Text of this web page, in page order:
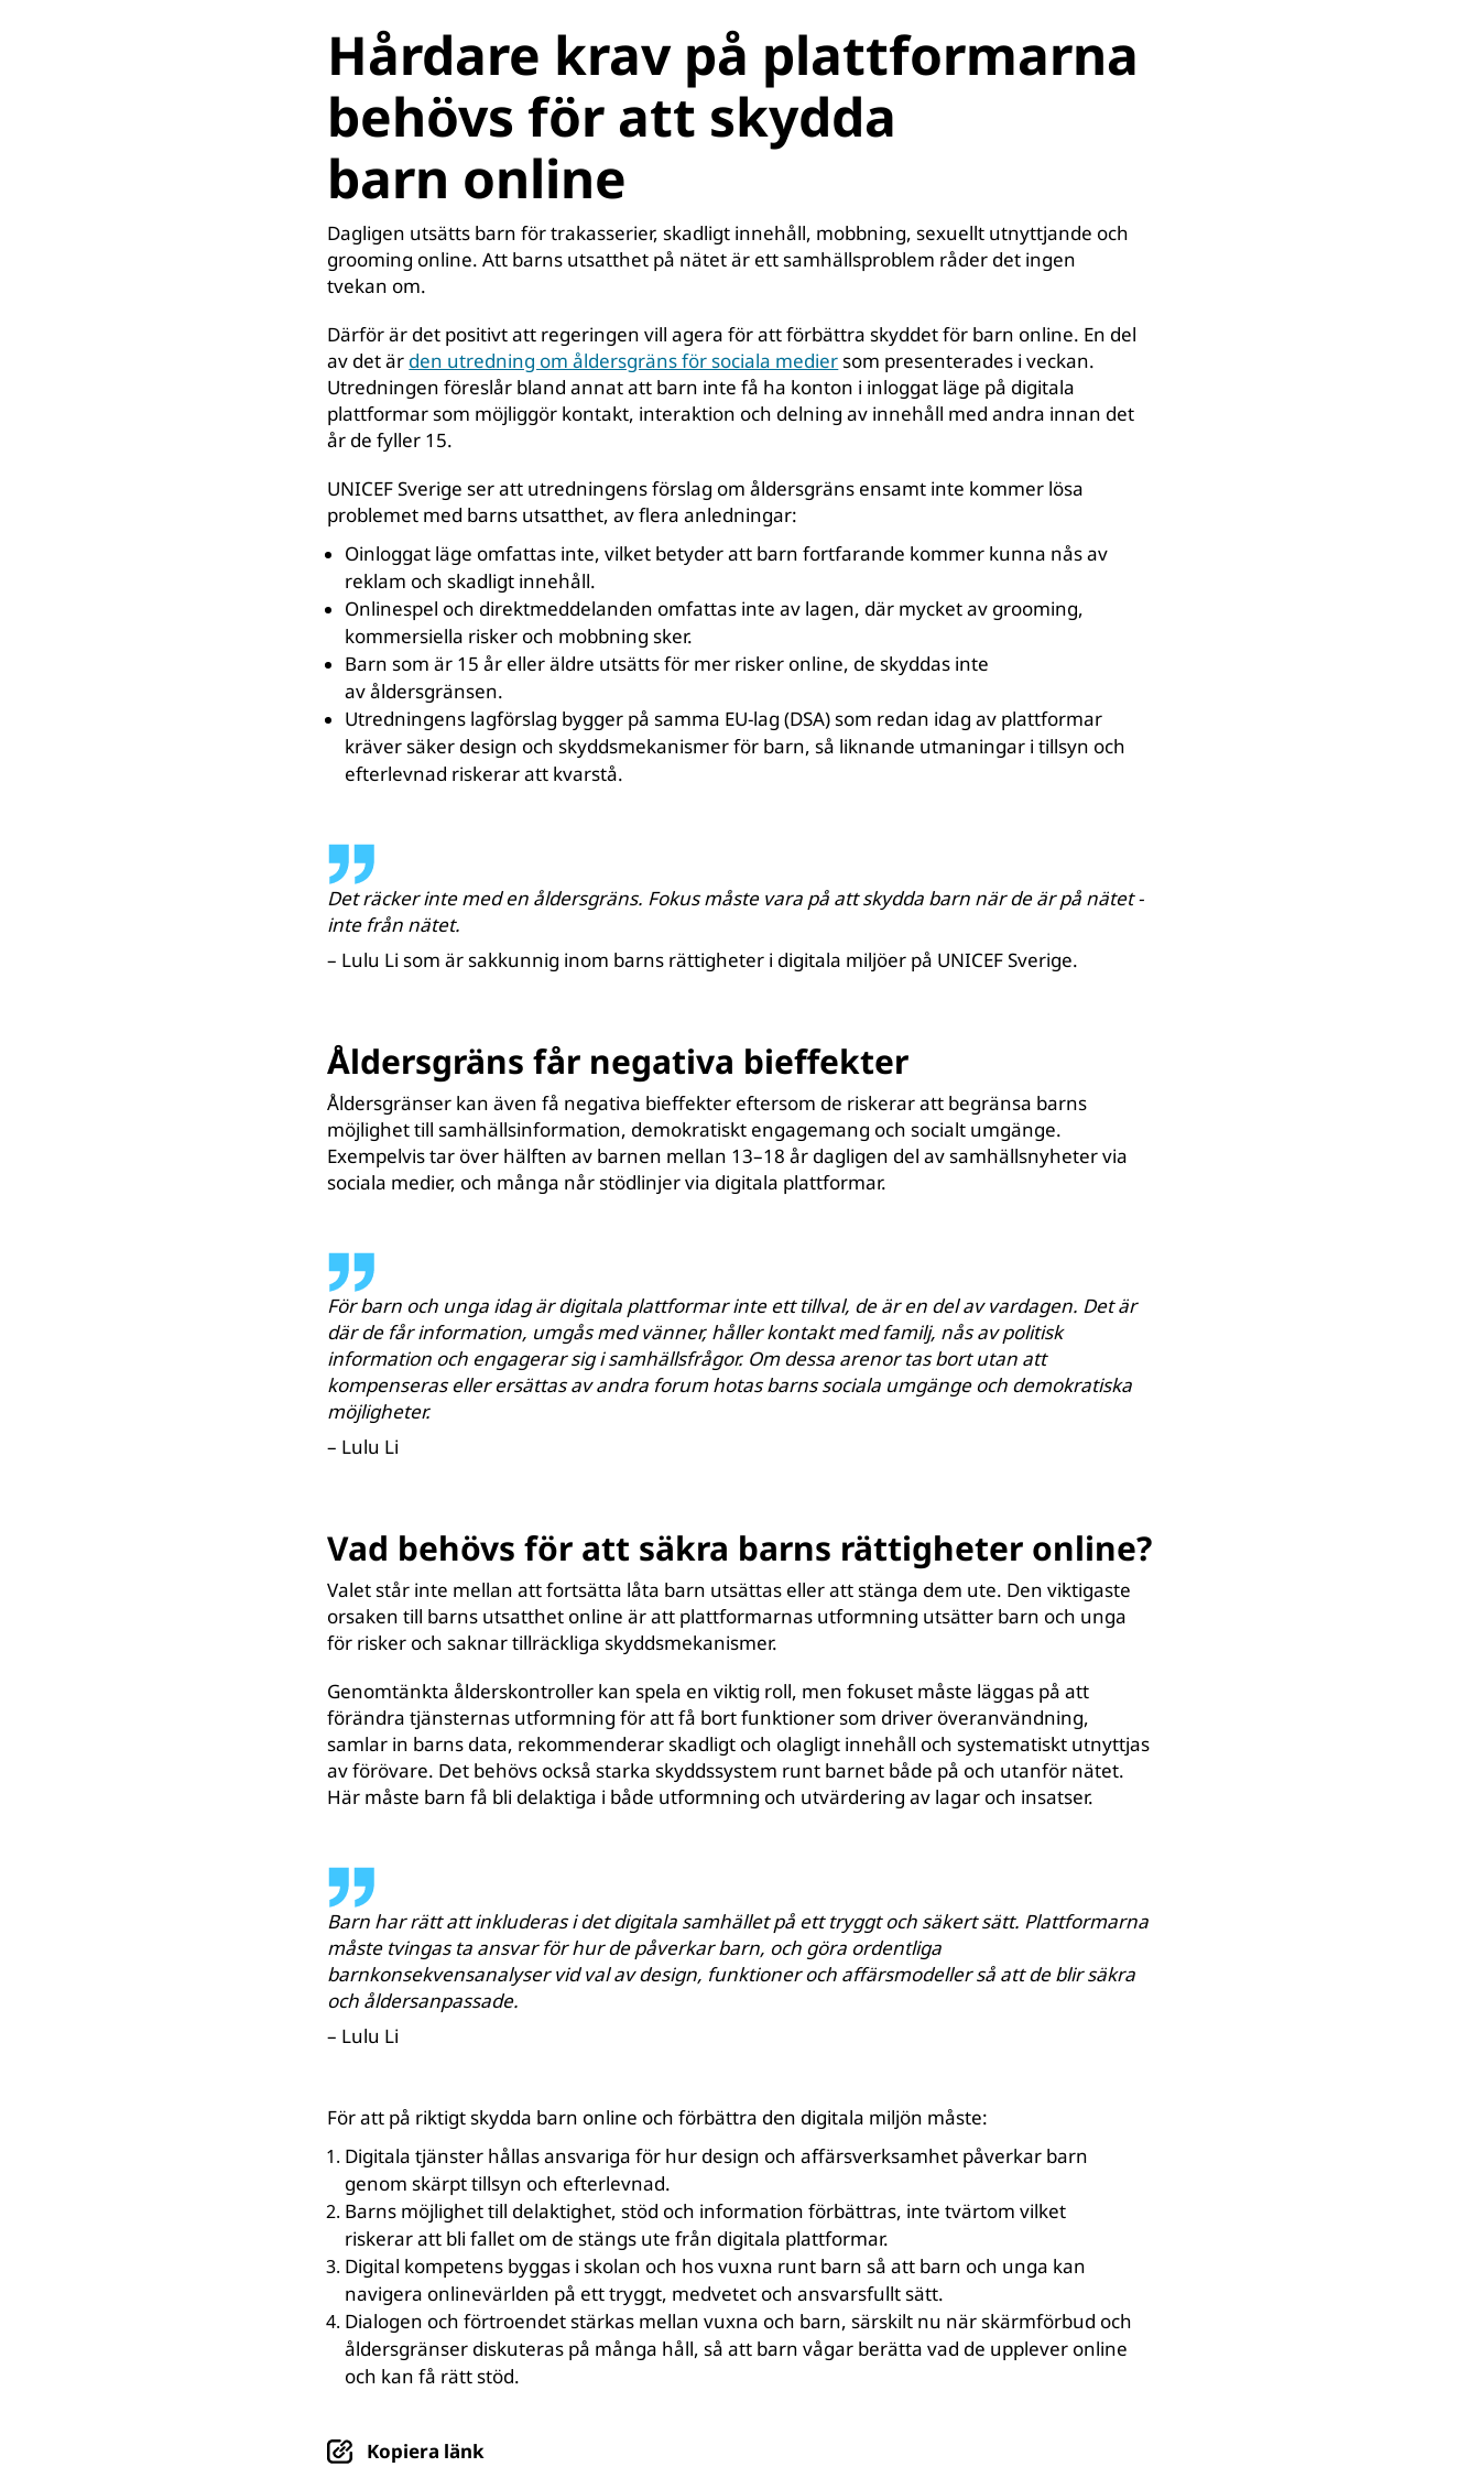
Hårdare krav på plattformarna
behövs för att skydda
barn online
Dagligen utsätts barn för trakasserier, skadligt innehåll, mobbning, sexuellt utnyttjande och
grooming online. Att barns utsatthet på nätet är ett samhällsproblem råder det ingen
tvekan om.
Därför är det positivt att regeringen vill agera för att förbättra skyddet för barn online. En del
av det är den utredning om åldersgräns för sociala medier som presenterades i veckan.
Utredningen föreslår bland annat att barn inte få ha konton i inloggat läge på digitala
plattformar som möjliggör kontakt, interaktion och delning av innehåll med andra innan det
år de fyller 15.
UNICEF Sverige ser att utredningens förslag om åldersgräns ensamt inte kommer lösa
problemet med barns utsatthet, av flera anledningar:
Oinloggat läge omfattas inte, vilket betyder att barn fortfarande kommer kunna nås av
reklam och skadligt innehåll.
Onlinespel och direktmeddelanden omfattas inte av lagen, där mycket av grooming,
kommersiella risker och mobbning sker.
Barn som är 15 år eller äldre utsätts för mer risker online, de skyddas inte
av åldersgränsen.
Utredningens lagförslag bygger på samma EU-lag (DSA) som redan idag av plattformar
kräver säker design och skyddsmekanismer för barn, så liknande utmaningar i tillsyn och
efterlevnad riskerar att kvarstå.
Det räcker inte med en åldersgräns. Fokus måste vara på att skydda barn när de är på nätet -
inte från nätet.
– Lulu Li som är sakkunnig inom barns rättigheter i digitala miljöer på UNICEF Sverige.
Åldersgräns får negativa bieffekter
Åldersgränser kan även få negativa bieffekter eftersom de riskerar att begränsa barns
möjlighet till samhällsinformation, demokratiskt engagemang och socialt umgänge.
Exempelvis tar över hälften av barnen mellan 13–18 år dagligen del av samhällsnyheter via
sociala medier, och många når stödlinjer via digitala plattformar.
För barn och unga idag är digitala plattformar inte ett tillval, de är en del av vardagen. Det är
där de får information, umgås med vänner, håller kontakt med familj, nås av politisk
information och engagerar sig i samhällsfrågor. Om dessa arenor tas bort utan att
kompenseras eller ersättas av andra forum hotas barns sociala umgänge och demokratiska
möjligheter.
– Lulu Li
Vad behövs för att säkra barns rättigheter online?
Valet står inte mellan att fortsätta låta barn utsättas eller att stänga dem ute. Den viktigaste
orsaken till barns utsatthet online är att plattformarnas utformning utsätter barn och unga
för risker och saknar tillräckliga skyddsmekanismer.
Genomtänkta ålderskontroller kan spela en viktig roll, men fokuset måste läggas på att
förändra tjänsternas utformning för att få bort funktioner som driver överanvändning,
samlar in barns data, rekommenderar skadligt och olagligt innehåll och systematiskt utnyttjas
av förövare. Det behövs också starka skyddssystem runt barnet både på och utanför nätet.
Här måste barn få bli delaktiga i både utformning och utvärdering av lagar och insatser.
Barn har rätt att inkluderas i det digitala samhället på ett tryggt och säkert sätt. Plattformarna
måste tvingas ta ansvar för hur de påverkar barn, och göra ordentliga
barnkonsekvensanalyser vid val av design, funktioner och affärsmodeller så att de blir säkra
och åldersanpassade.
– Lulu Li
För att på riktigt skydda barn online och förbättra den digitala miljön måste:
Digitala tjänster hållas ansvariga för hur design och affärsverksamhet påverkar barn
genom skärpt tillsyn och efterlevnad.
Barns möjlighet till delaktighet, stöd och information förbättras, inte tvärtom vilket
riskerar att bli fallet om de stängs ute från digitala plattformar.
Digital kompetens byggas i skolan och hos vuxna runt barn så att barn och unga kan
navigera onlinevärlden på ett tryggt, medvetet och ansvarsfullt sätt.
Dialogen och förtroendet stärkas mellan vuxna och barn, särskilt nu när skärmförbud och
åldersgränser diskuteras på många håll, så att barn vågar berätta vad de upplever online
och kan få rätt stöd.
Kopiera länk